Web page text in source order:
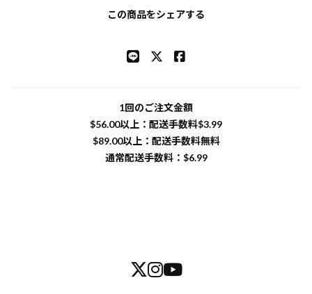
この商品をシェアする
1回のご注文金額
$‌56.00以上：配送手数料$‌3.99
$‌89.00以上：配送手数料無料
通常配送手数料：$‌6.99